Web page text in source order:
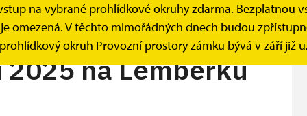
na vybrané prohlídkové okruhy zdarma. Bezplatnou
omezená. V těchto mimořádných dnech budou
okruh Provozní prostory zámku bývá v září již
na Lemberku
na Lemberku